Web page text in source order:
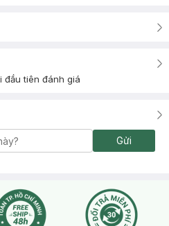
đầu tiên đánh giá
Gửi